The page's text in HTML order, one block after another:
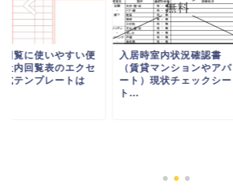
回覧に使いやすい便
社内回覧表のエクセ
式テンプレートは
入居時室内状況確認書
（賃貸マンションやアパ
ート）現状チェックシー
ト...